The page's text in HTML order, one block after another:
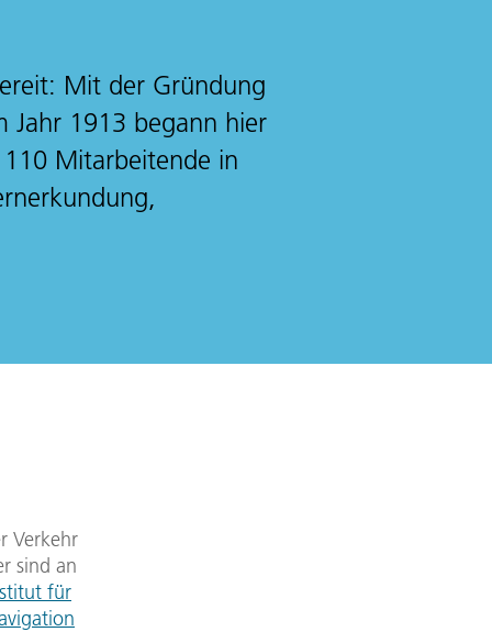
Mit der Gründung
Jahr 1913 begann hier
Mitarbeitende in
Verkehr
sind an
für